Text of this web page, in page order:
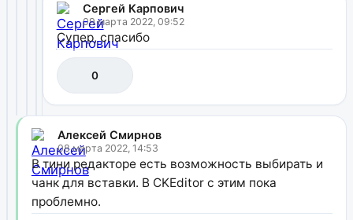
Сергей Карпович
09 марта 2022, 09:52
Супер, спасибо
0
Алексей Смирнов
08 марта 2022, 14:53
В тини редакторе есть возможность выбирать и
чанк для вставки. В CKEditor с этим пока
проблемно.